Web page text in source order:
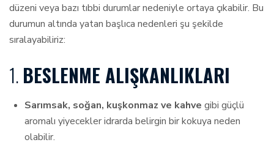
düzeni veya bazı tıbbi durumlar nedeniyle ortaya çıkabilir. Bu
durumun altında yatan başlıca nedenleri şu şekilde
sıralayabiliriz:
1. BESLENME ALIŞKANLIKLARI
Sarımsak, soğan, kuşkonmaz ve kahve gibi güçlü
aromalı yiyecekler idrarda belirgin bir kokuya neden
olabilir.